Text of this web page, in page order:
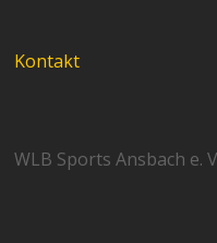
Kontakt
WLB Sports Ansbach e.